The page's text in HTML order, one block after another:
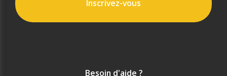
Inscrivez-vous
Besoin d'aide ?